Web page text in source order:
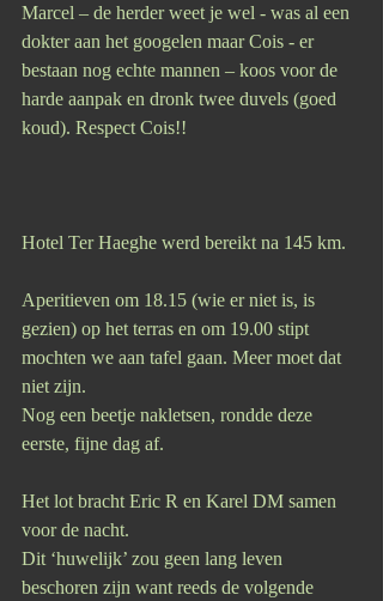
Marcel – de herder weet je wel - was al een
dokter aan het googelen maar Cois - er
bestaan nog echte mannen – koos voor de
harde aanpak en dronk twee duvels (goed
koud). Respect Cois!!
Hotel Ter Haeghe werd bereikt na 145 km.
Aperitieven om 18.15 (wie er niet is, is
gezien) op het terras en om 19.00 stipt
mochten we aan tafel gaan. Meer moet dat
niet zijn.
Nog een beetje nakletsen, rondde deze
eerste, fijne dag af.
Het lot bracht Eric R en Karel DM samen
voor de nacht.
Dit ‘huwelijk’ zou geen lang leven
beschoren zijn want reeds de volgende